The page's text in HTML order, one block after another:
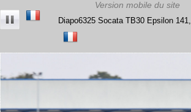
Diapo6325 Socata TB30 Epsilon